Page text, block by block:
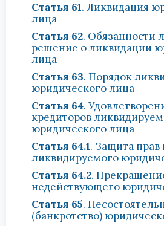
Статья 61. Ликвидация
лица
Статья 62. Обязанности
решение о ликвидации
лица
Статья 63. Порядок
юридического лица
Статья 64.
кредиторов
юридического лица
Статья 64.1. Защита прав
ликвидируемого
Статья 64.2.
недействующего
Статья 65.
(банкротство)